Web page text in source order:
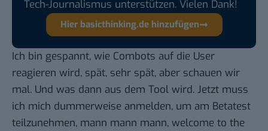
Tech-Journalismus unterstützen. Vielen Dank!
Hier basicthinking.de hinzufügen
Ich bin gespannt, wie Combots auf die User
reagieren wird, spät, sehr spät, aber schauen wir
mal. Und was dann aus dem Tool wird. Jetzt muss
ich mich dummerweise anmelden, um am Betatest
teilzunehmen, mann mann mann, welcome to the